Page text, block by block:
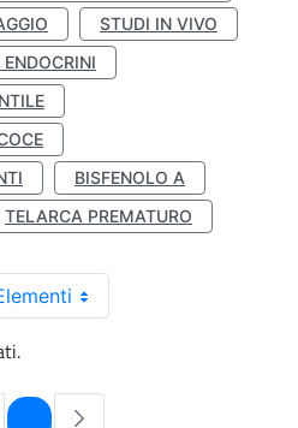
STUDI IN VIVO
ENDOCRINI
BISFENOLO A
TELARCA PREMATURO
Pagina